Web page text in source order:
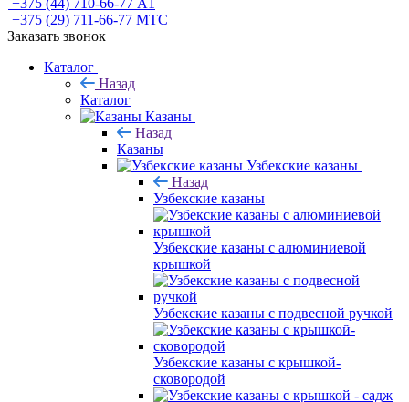
+375 (44) 710-66-77 А1
+375 (29) 711-66-77 МТС
Заказать звонок
Каталог
Назад
Каталог
Казаны
Назад
Казаны
Узбекские казаны
Назад
Узбекские казаны
Узбекские казаны с алюминиевой
крышкой
Узбекские казаны с подвесной ручкой
Узбекские казаны с крышкой-
сковородой